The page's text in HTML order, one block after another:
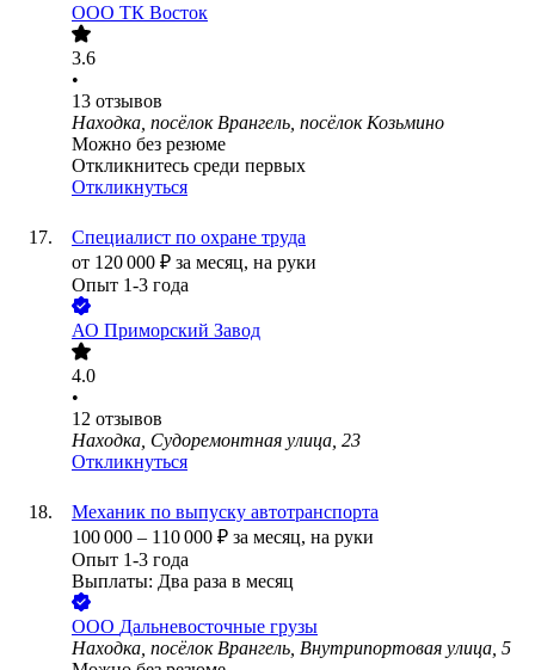
ООО ТК Восток
3.6
•
13 отзывов
Находка, посёлок Врангель, посёлок Козьмино
Можно без резюме
Откликнитесь среди первых
Откликнуться
Специалист по охране труда
от 120 000 ₽ за месяц, на руки
Опыт 1-3 года
АО Приморский Завод
4.0
•
12 отзывов
Находка, Судоремонтная улица, 23
Откликнуться
Механик по выпуску автотранспорта
100 000 – 110 000 ₽ за месяц, на руки
Опыт 1-3 года
Выплаты: Два раза в месяц
ООО Дальневосточные грузы
Находка, посёлок Врангель, Внутрипортовая улица, 5